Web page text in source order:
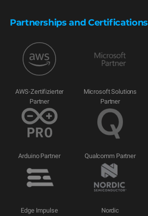
Partnerships and Certifications
AWS-Zertifizierter
Partner
Microsoft Solutions
Partner
Arduino Partner Qualcomm Partner
Edge Impulse
Nordic